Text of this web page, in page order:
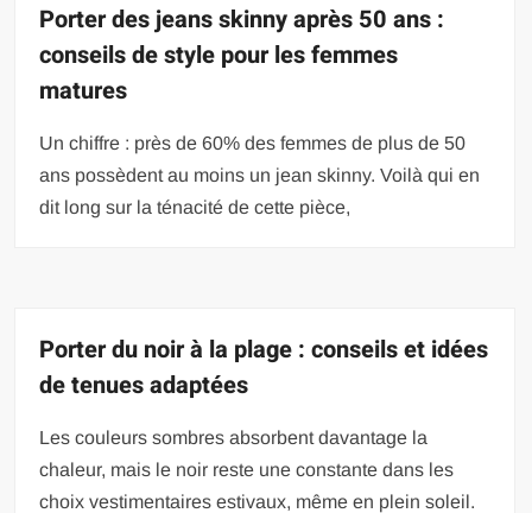
Porter des jeans skinny après 50 ans :
conseils de style pour les femmes
matures
Un chiffre : près de 60% des femmes de plus de 50
ans possèdent au moins un jean skinny. Voilà qui en
dit long sur la ténacité de cette pièce,
Porter du noir à la plage : conseils et idées
de tenues adaptées
Les couleurs sombres absorbent davantage la
chaleur, mais le noir reste une constante dans les
choix vestimentaires estivaux, même en plein soleil.